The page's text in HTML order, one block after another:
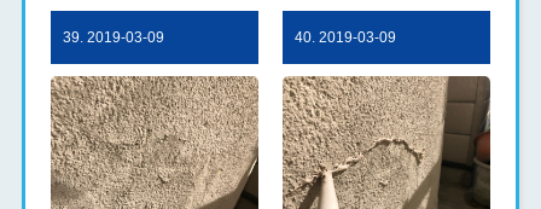
39. 2019-03-09 40. 2019-03-09